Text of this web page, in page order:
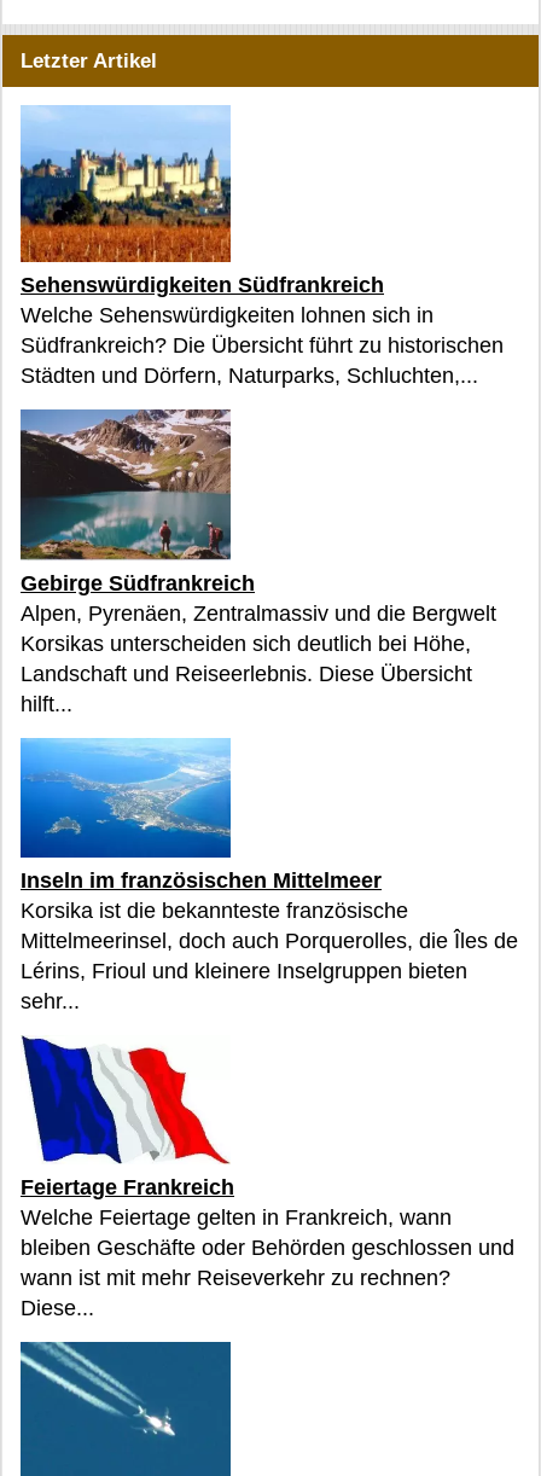
Letzter Artikel
Sehenswürdigkeiten Südfrankreich
Welche Sehenswürdigkeiten lohnen sich in
Südfrankreich? Die Übersicht führt zu historischen
Städten und Dörfern, Naturparks, Schluchten,...
Gebirge Südfrankreich
Alpen, Pyrenäen, Zentralmassiv und die Bergwelt
Korsikas unterscheiden sich deutlich bei Höhe,
Landschaft und Reiseerlebnis. Diese Übersicht
hilft...
Inseln im französischen Mittelmeer
Korsika ist die bekannteste französische
Mittelmeerinsel, doch auch Porquerolles, die Îles de
Lérins, Frioul und kleinere Inselgruppen bieten
sehr...
Feiertage Frankreich
Welche Feiertage gelten in Frankreich, wann
bleiben Geschäfte oder Behörden geschlossen und
wann ist mit mehr Reiseverkehr zu rechnen?
Diese...